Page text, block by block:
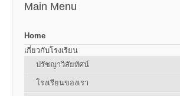
Main Menu
Home
เกี่ยวกับโรงเรียน
ปรัชญาวิสัยทัศน์
โรงเรียนของเรา